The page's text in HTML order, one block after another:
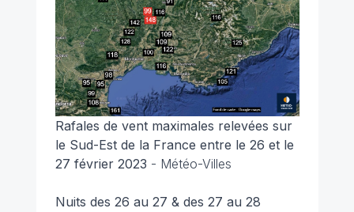
Rafales de vent maximales relevées sur
le Sud-Est de la France entre le 26 et le
27 février 2023 - Météo-Villes
Nuits des 26 au 27 & des 27 au 28